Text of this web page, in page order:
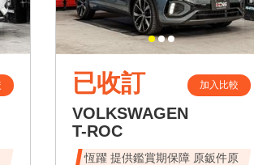
已收訂 加入比較
VOLKSWAGEN
T-ROC
恆躍 提供鑑賞期保障 原鈑件原